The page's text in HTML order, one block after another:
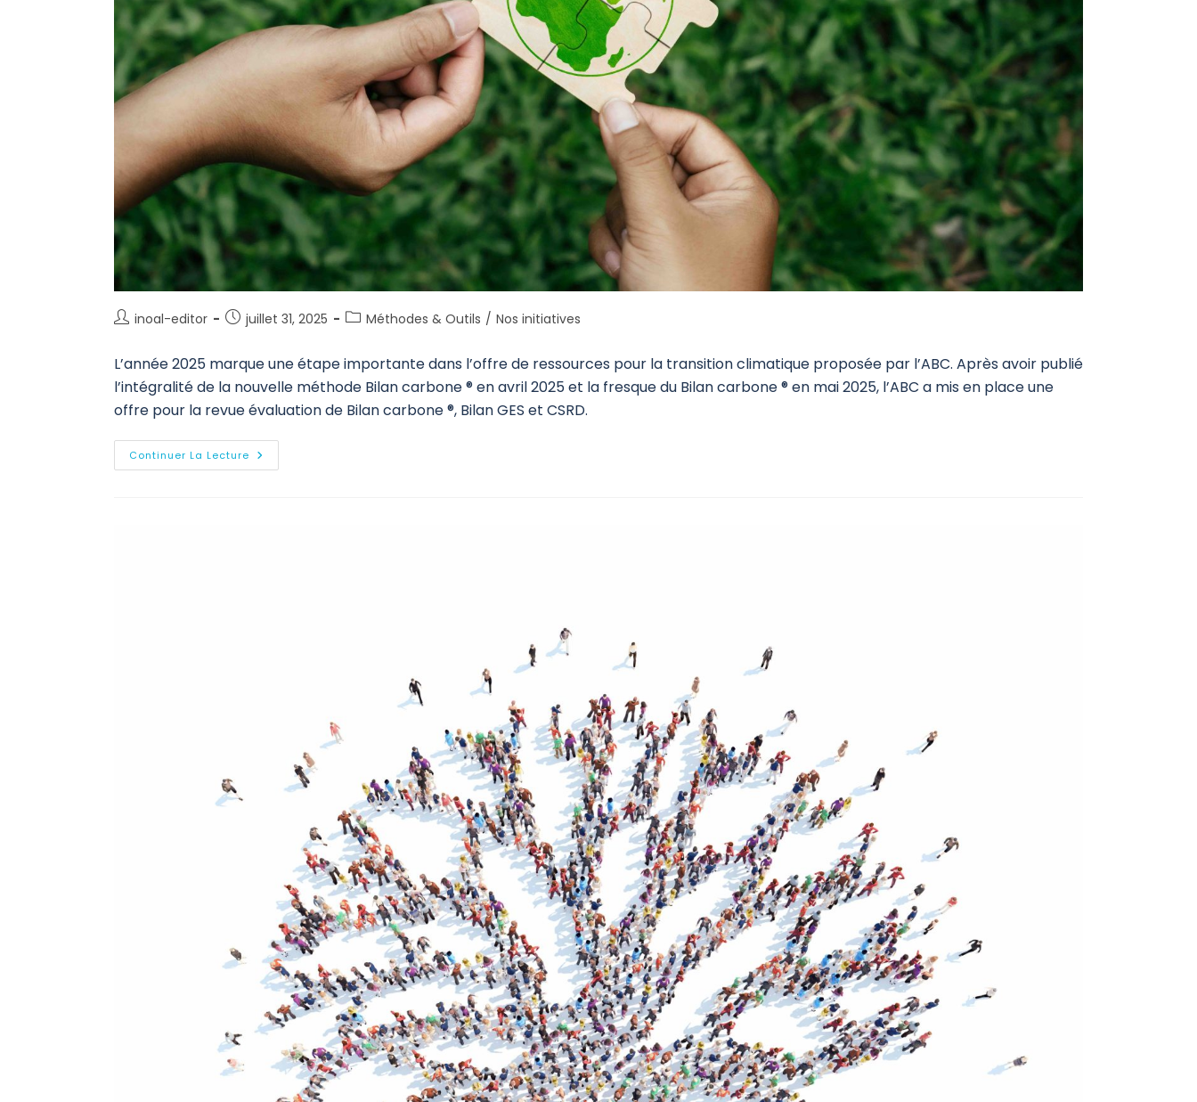
inoal-editor juillet 31, 2025 Méthodes & Outils / Nos initiatives
L’année 2025 marque une étape importante dans l’offre de ressources pour la transition climatique proposée par l’ABC. Après avoir publié
l’intégralité de la nouvelle méthode Bilan carbone ® en avril 2025 et la fresque du Bilan carbone ® en mai 2025, l’ABC a mis en place une
offre pour la revue évaluation de Bilan carbone ®, Bilan GES et CSRD.
Continuer La Lecture